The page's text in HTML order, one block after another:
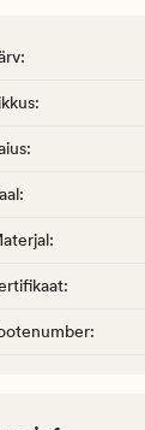
:
:
:
:
:
:
: